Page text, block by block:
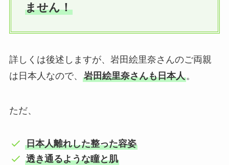
ません！
詳しくは後述しますが、岩田絵里奈さんのご両親
は日本人なので、 岩田絵里奈さんも日本人。
ただ、
日本人離れした整った容姿
透き通るような瞳と肌